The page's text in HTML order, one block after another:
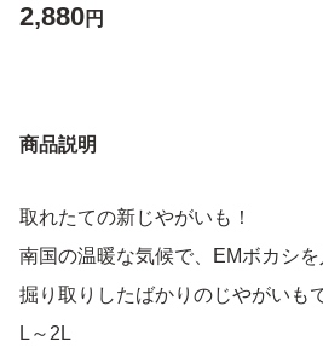
2,880円
商品説明
取れたての新じやがいも！
南国の温暖な気候で、EMボカシ
掘り取りしたばかりのじやがいも
L～2L